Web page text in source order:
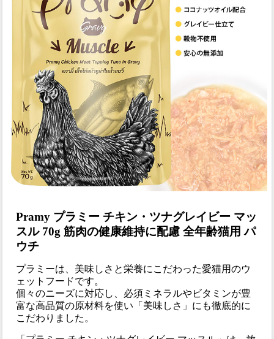
Pramy プラミー チキン・ツナグレイビー マッ
スル 70g 筋肉の健康維持に配慮 全年齢猫用 パ
ウチ
プラミーは、美味しさと栄養にこだわった愛猫用のウ
ェットフードです。
個々のニーズに対応し、必須ミネラルやビタミンが豊
富な高品質の原材料を使い「美味しさ」にも徹底的に
こだわりました。